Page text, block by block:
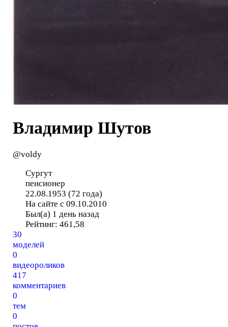
Владимир Шутов
@voldy
Сургут
пенсионер
22.08.1953 (72 года)
На сайте с 09.10.2010
Был(а) 1 день назад
Рейтинг: 461,58
30
моделей
0
видеороликов
417
комментариев
0
тем
0